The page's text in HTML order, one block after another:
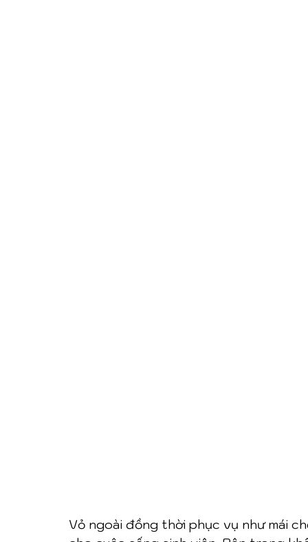
Vỏ ngoài đồng thời phục vụ như mái